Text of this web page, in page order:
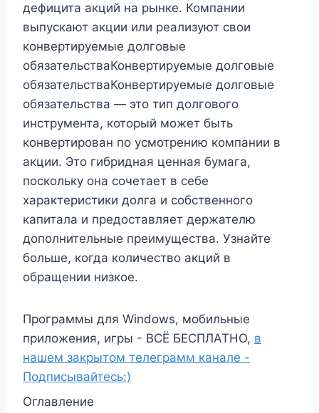
дефицита акций на рынке. Компании
выпускают акции или реализуют свои
конвертируемые долговые
обязательстваКонвертируемые долговые
обязательстваКонвертируемые долговые
обязательства — это тип долгового
инструмента, который может быть
конвертирован по усмотрению компании в
акции. Это гибридная ценная бумага,
поскольку она сочетает в себе
характеристики долга и собственного
капитала и предоставляет держателю
дополнительные преимущества. Узнайте
больше, когда количество акций в
обращении низкое.
Программы для Windows, мобильные
приложения, игры - ВСЁ БЕСПЛАТНО, в
нашем закрытом телеграмм канале -
Подписывайтесь:)
Оглавление